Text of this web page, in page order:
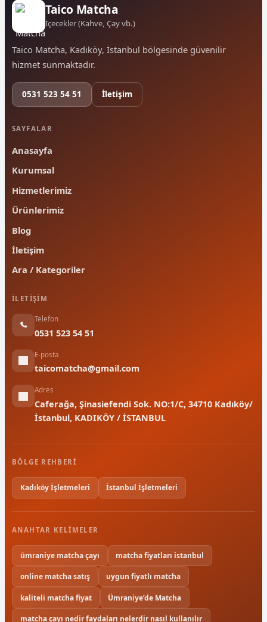
Taico Matcha
İçecekler (Kahve, Çay vb.)
Taico Matcha, Kadıköy, İstanbul bölgesinde güvenilir
hizmet sunmaktadır.
0531 523 54 51 İletişim
SAYFALAR
Anasayfa
Kurumsal
Hizmetlerimiz
Ürünlerimiz
Blog
İletişim
Ara / Kategoriler
İLETIŞIM
Telefon
0531 523 54 51
E-posta
taicomatcha@gmail.com
Adres
Caferağa, Şinasiefendi Sok. NO:1/C, 34710 Kadıköy/
İstanbul, KADIKÖY / İSTANBUL
BÖLGE REHBERI
Kadıköy İşletmeleri İstanbul İşletmeleri
ANAHTAR KELIMELER
ümraniye matcha çayı matcha fiyatları istanbul
online matcha satış uygun fiyatlı matcha
kaliteli matcha fiyat Ümraniye’de Matcha
matcha çayı nedir faydaları nelerdir nasıl kullanılır